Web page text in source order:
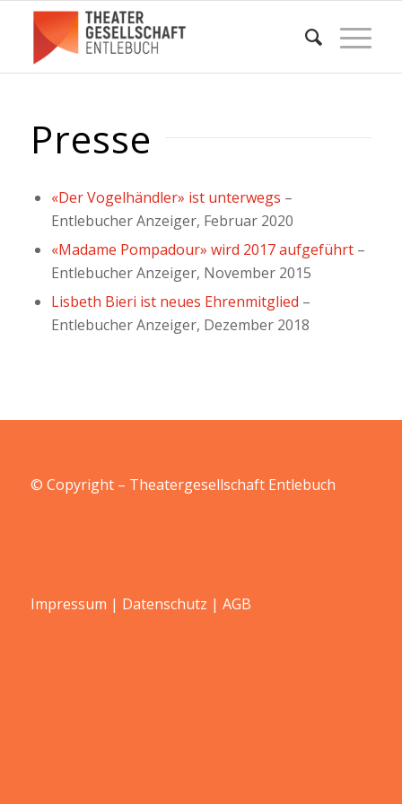
Presse
«Der Vogelhändler» ist unterwegs –
Entlebucher Anzeiger, Februar 2020
«Madame Pompadour» wird 2017 aufgeführt–
Entlebucher Anzeiger, November 2015
Lisbeth Bieri ist neues Ehrenmitglied –
Entlebucher Anzeiger, Dezember 2018
© Copyright – Theatergesellschaft Entlebuch
Impressum | Datenschutz | AGB